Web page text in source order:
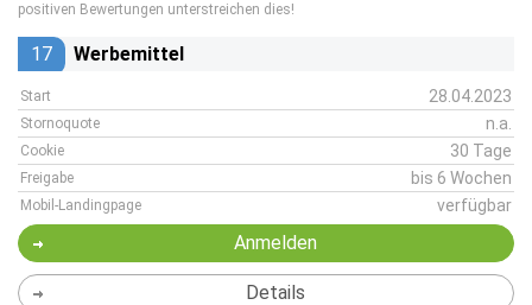
positiven Bewertungen unterstreichen dies!
17 Werbemittel
Start 28.04.2023
Stornoquote n.a.
Cookie 30 Tage
Freigabe bis 6 Wochen
Mobil-Landingpage verfügbar
Anmelden
Details